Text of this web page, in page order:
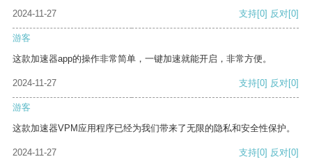
2024-11-27
支持[0] 反对[0]
游客
这款加速器app的操作非常简单，一键加速就能开启，非常方便。
2024-11-27 支持[0] 反对[0]
游客
这款加速器VPM应用程序已经为我们带来了无限的隐私和安全性保护。
2024-11-27 支持[0] 反对[0]